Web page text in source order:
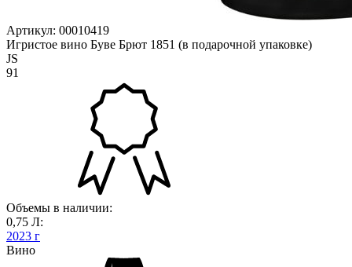
Артикул: 00010419
Игристое вино Буве Брют 1851 (в подарочной упаковке)
JS
91
Объемы в наличии:
0,75 Л:
2023 г
Вино